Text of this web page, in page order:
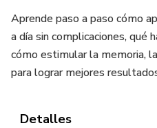
Aprende paso a paso cómo
a día sin complicaciones, qué
cómo estimular la memoria,
para lograr mejores
Detalles